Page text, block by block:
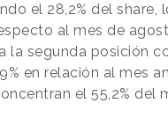
el 28,2% del share,
al mes de
la segunda posición
en relación al mes
el 55,2% del